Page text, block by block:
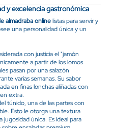
y excelencia gastronómica
almadraba onlinelistas para servir y
una personalidad única y un
con justicia el "jamón
a partir de los lomos
pasan por una salazón
varias semanas. Su sabor
en finas lonchas aliñadas con
extra.
túnido, una de las partes con
Esto le otorga una textura
única. Es ideal para